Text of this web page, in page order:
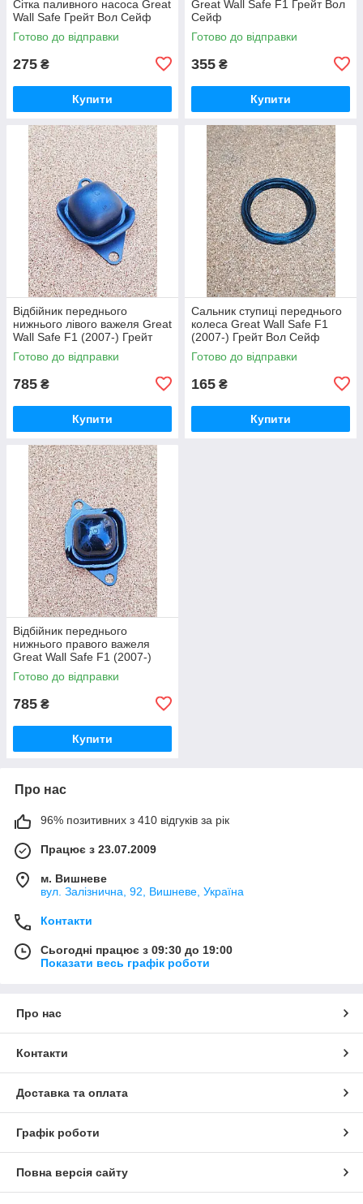
Сітка паливного насоса Great
Wall Safe Грейт Вол Сейф
Готово до відправки
275 ₴
Купити
Great Wall Safe F1 Грейт Вол
Сейф
Готово до відправки
355 ₴
Купити
Відбійник переднього
нижнього лівого важеля Great
Wall Safe F1 (2007-) Грейт
Вол Сейф
Готово до відправки
785 ₴
Купити
Сальник ступиці переднього
колеса Great Wall Safe F1
(2007-) Грейт Вол Сейф
Готово до відправки
165 ₴
Купити
Відбійник переднього
нижнього правого важеля
Great Wall Safe F1 (2007-)
Грейт Вол Сейф
Готово до відправки
785 ₴
Купити
Про нас
96% позитивних з 410 відгуків за рік
Працює з 23.07.2009
м. Вишневе
вул. Залізнична, 92, Вишневе, Україна
Контакти
Сьогодні працює з 09:30 до 19:00
Показати весь графік роботи
Про нас
Контакти
Доставка та оплата
Графік роботи
Повна версія сайту